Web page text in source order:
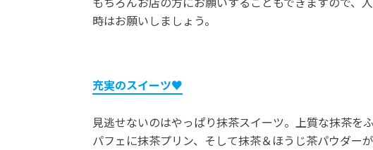
時はお願いしましょう。
充実のスイーツ♥
見逃せないのはやっぱり抹茶スイーツ。上質な抹茶を
パフェに抹茶プリン、そして抹茶＆ほうじ茶パウダー